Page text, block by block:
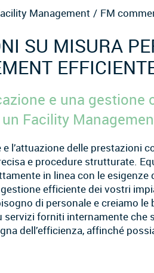
Management FM
SU MISURA
e una gestione
Facility
e l’attuazione delle
e procedure strutturate.
in linea con le
efficiente dei vostri
di personale e creiamo
servizi forniti internamente che
dell’efficienza, affinché